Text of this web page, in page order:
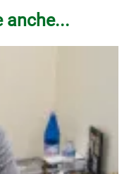
anche...